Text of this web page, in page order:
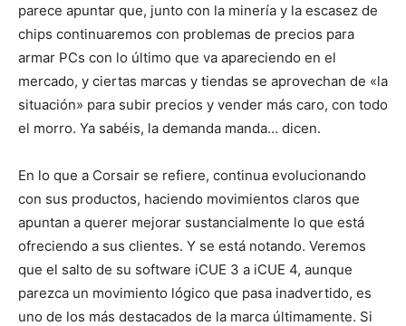
parece apuntar que, junto con la minería y la escasez de
chips continuaremos con problemas de precios para
armar PCs con lo último que va apareciendo en el
mercado, y ciertas marcas y tiendas se aprovechan de «la
situación» para subir precios y vender más caro, con todo
el morro. Ya sabéis, la demanda manda… dicen.
En lo que a Corsair se refiere, continua evolucionando
con sus productos, haciendo movimientos claros que
apuntan a querer mejorar sustancialmente lo que está
ofreciendo a sus clientes. Y se está notando. Veremos
que el salto de su software iCUE 3 a iCUE 4, aunque
parezca un movimiento lógico que pasa inadvertido, es
uno de los más destacados de la marca últimamente. Si